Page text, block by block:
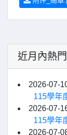
近月內熱
2026-07-
115學年
2026-07-
115學年
2026-07-